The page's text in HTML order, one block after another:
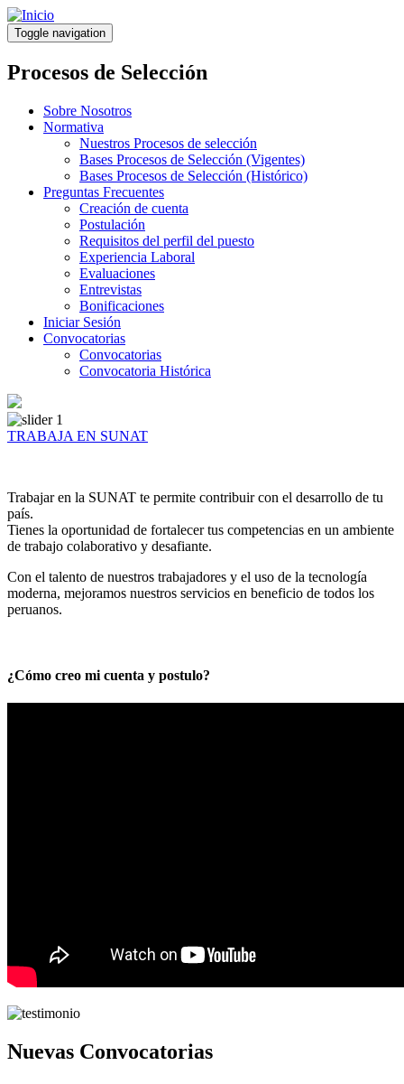
Pasar
al
contenido
principal
Toggle navigation
Procesos de Selección
Sobre Nosotros
Normativa
Nuestros Procesos de selección
Bases Procesos de Selección (Vigentes)
Bases Procesos de Selección (Histórico)
Preguntas Frecuentes
Creación de cuenta
Postulación
Requisitos del perfil del puesto
Experiencia Laboral
Evaluaciones
Entrevistas
Bonificaciones
Iniciar Sesión
Convocatorias
Convocatorias
Convocatoria Histórica
TRABAJA EN SUNAT
Trabajar en la SUNAT te permite contribuir con el desarrollo de tu
país.
Tienes la oportunidad de fortalecer tus competencias en un ambiente
de trabajo colaborativo y desafiante.
Con el talento de nuestros trabajadores y el uso de la tecnología
moderna, mejoramos nuestros servicios en beneficio de todos los
peruanos.
¿Cómo creo mi cuenta y postulo?
Nuevas Convocatorias